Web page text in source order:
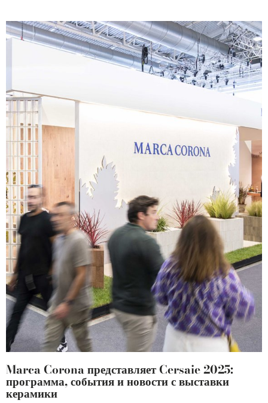
Marca Corona представляет Cersaie 2025:
программа, события и новости с выставки
керамики